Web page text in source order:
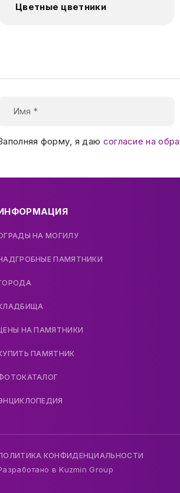
Цветные цветники
форму, я даю согласие на
НА МОГИЛУ
ПАМЯТНИКИ
НА ПАМЯТНИКИ
ПАМЯТНИК
КОНФИДЕНЦИАЛЬНОСТИ
вKuzmin Group